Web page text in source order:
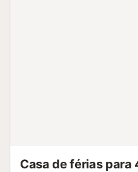
Casa de férias para